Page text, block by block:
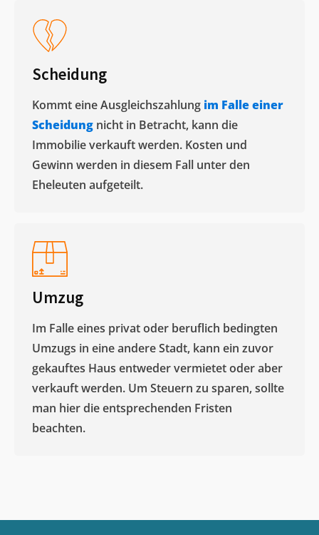
Scheidung
Kommt eine Ausgleichszahlung im Falle einer
Scheidung nicht in Betracht, kann die
Immobilie verkauft werden. Kosten und
Gewinn werden in diesem Fall unter den
Eheleuten aufgeteilt.​
Umzug
Im Falle eines privat oder beruflich bedingten
Umzugs in eine andere Stadt, kann ein zuvor
gekauftes Haus entweder vermietet oder aber
verkauft werden. Um Steuern zu sparen, sollte
man hier die entsprechenden Fristen
beachten.